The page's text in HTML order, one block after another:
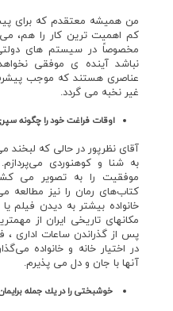
من هميشه معتقدم كه براي
كم اهميت ترين كار را هم،
مخصوصاً در سيستم هاي
نباشد آينده ي موفقي
عناصري هستند كه موجب
غير نخبه مي گردد.
اوقات فراغت خود را چگونه
آقاي نظرپور در حالي كه
به شنا و كوهنوردي
موفقيت را به تصوير مي
كتاب‌هاي رمان را نيز مطالعه
خانواده بيشتر به ديدن فيلم
مكانهاي تاريخي ايران از
پس از گذراندن ساعات اداري ،
در اختيار خانه و خانواده
آنها با جان و دل مي پذيرم.
خوشبختي را در يك جمله